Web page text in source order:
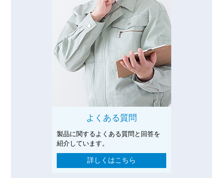
よくある質問
製品に関するよくある質問と回答を
紹介しています。
詳しくはこちら